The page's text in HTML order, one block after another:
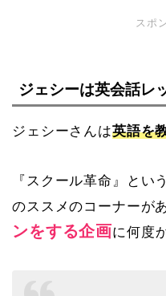
スポ
ジェシーは英会話レ
ジェシーさんは英語を
『スクール革命』とい
のススメのコーナーがあ
ンをする企画に何度